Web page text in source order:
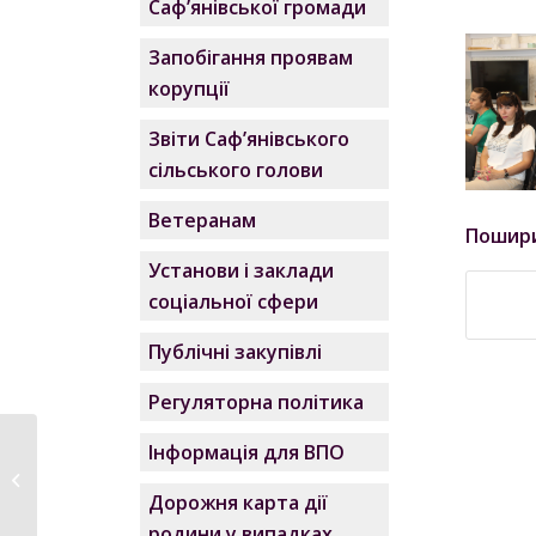
Саф’янівської громади
Запобігання проявам
корупції
Звіти Саф’янівського
сільського голови
Ветеранам
Установи і заклади
соціальної сфери
Публічні закупівлі
Регуляторна політика
Інформація для ВПО
Дорожня карта дії
Чому нас сьогодні